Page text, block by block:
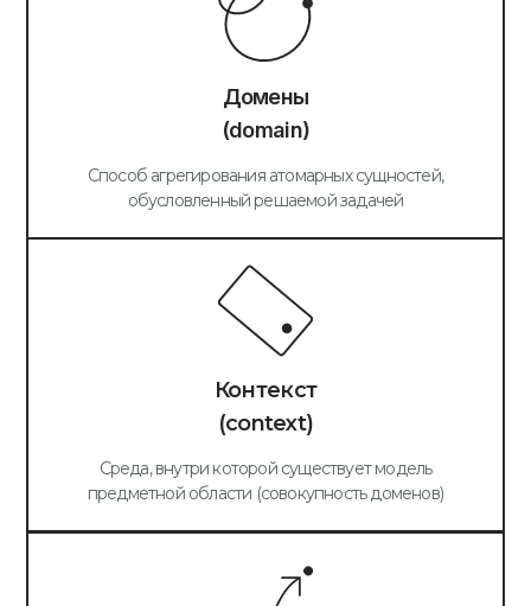
Домены
(domain)
Способ агрегирования атомарных сущностей,
обусловленный решаемой задачей
Контекст
(context)
Среда, внутри которой существует модель
предметной области (совокупность доменов)